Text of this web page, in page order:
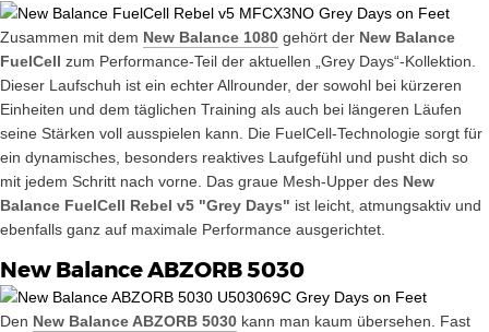
Zusammen mit dem New Balance 1080 gehört der New Balance
FuelCell zum Performance-Teil der aktuellen „Grey Days“-Kollektion.
Dieser Laufschuh ist ein echter Allrounder, der sowohl bei kürzeren
Einheiten und dem täglichen Training als auch bei längeren Läufen
seine Stärken voll ausspielen kann. Die FuelCell-Technologie sorgt für
ein dynamisches, besonders reaktives Laufgefühl und pusht dich so
mit jedem Schritt nach vorne. Das graue Mesh-Upper des New
Balance FuelCell Rebel v5 "Grey Days" ist leicht, atmungsaktiv und
ebenfalls ganz auf maximale Performance ausgerichtet.
New Balance ABZORB 5030
Den New Balance ABZORB 5030 kann man kaum übersehen. Fast